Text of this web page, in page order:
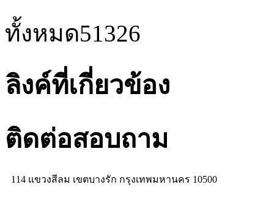
ทั้งหมด51326
ลิงค์ที่เกี่ยวข้อง
ติดต่อสอบถาม
114 แขวงสีลม เขตบางรัก กรุงเทพมหานคร 10500